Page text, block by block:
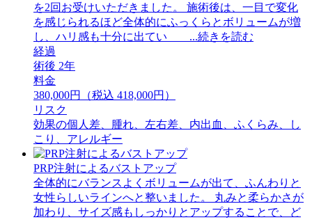
を2回お受けいただきました。 施術後は、一目で変化
を感じられるほど全体的にふっくらとボリュームが増
し、ハリ感も十分に出てい ...続きを読む
経過
術後 2年
料金
380,000円（税込 418,000円）
リスク
効果の個人差、腫れ、左右差、内出血、ふくらみ、し
こり、アレルギー
PRP注射によるバストアップ
全体的にバランスよくボリュームが出て、ふんわりと
女性らしいラインへと整いました。 丸みと柔らかさが
加わり、サイズ感もしっかりとアップすることで、ど